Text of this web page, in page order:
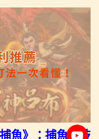
魚》：捕魚密技